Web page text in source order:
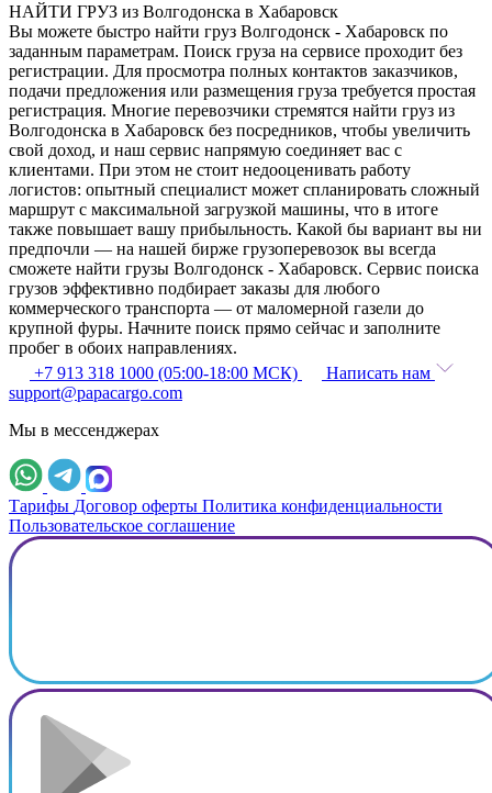
НАЙТИ ГРУЗ из Волгодонска в Хабаровск
Вы можете быстро найти груз Волгодонск - Хабаровск по
заданным параметрам. Поиск груза на сервисе проходит без
регистрации. Для просмотра полных контактов заказчиков,
подачи предложения или размещения груза требуется простая
регистрация. Многие перевозчики стремятся найти груз из
Волгодонска в Хабаровск без посредников, чтобы увеличить
свой доход, и наш сервис напрямую соединяет вас с
клиентами. При этом не стоит недооценивать работу
логистов: опытный специалист может спланировать сложный
маршрут с максимальной загрузкой машины, что в итоге
также повышает вашу прибыльность. Какой бы вариант вы ни
предпочли — на нашей бирже грузоперевозок вы всегда
сможете найти грузы Волгодонск - Хабаровск. Сервис поиска
грузов эффективно подбирает заказы для любого
коммерческого транспорта — от маломерной газели до
крупной фуры. Начните поиск прямо сейчас и заполните
пробег в обоих направлениях.
+7 913 318 1000 (05:00-18:00 МСК)
Написать нам
support@papacargo.com
Мы в мессенджерах
Тарифы Договор оферты Политика конфиденциальности
Пользовательское соглашение